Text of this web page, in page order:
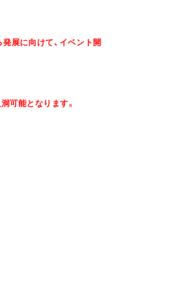
展に向けて、イベント開
可能となります。